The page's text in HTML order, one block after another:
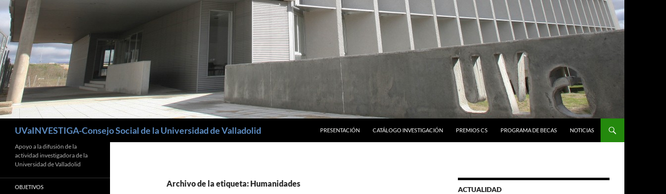
UVaINVESTIGA-Consejo Social de la Universidad de Valladolid
PRESENTACIÓN
CATÁLOGO INVESTIGACIÓN PREMIOS CS PROGRAMA DE BECAS NOTICIAS
Archivo de la etiqueta: Humanidades
ACTUALIDAD
Apoyo a la difusión de la
actividad investigadora de la
Universidad de Valladolid
OBJETIVOS